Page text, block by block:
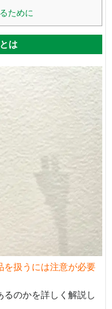
ために
は
を扱うには注意が必要
るのかを詳しく解説し